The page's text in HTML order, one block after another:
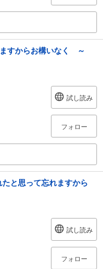
すからお構いなく ～
試し読み
フォロー
たと思って忘れますから
試し読み
フォロー